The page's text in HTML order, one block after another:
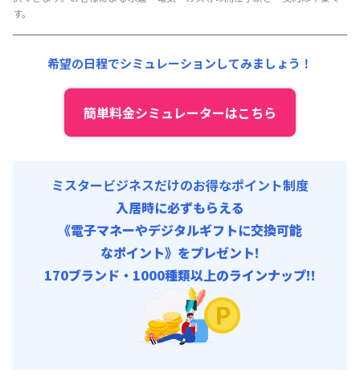
初期費用
光熱費他 :
その他費用 :
6,000円/月 (200円/日)
事務手数料 : 3,000円/回 (税抜)
す。
希望の日程でシミュレーションしてみましょう！
簡単料金シミュレーターはこちら
ミスタービジネスだけのお得なポイント制度
入居時に必ずもらえる
《電子マネーやデジタルギフトに交換可能
なポイント》をプレゼント!
170ブランド・1000種類以上のラインナップ!!